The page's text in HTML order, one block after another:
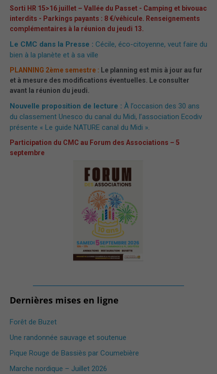
Sorti HR 15>16 juillet – Vallée du Passet - Camping et bivouac
interdits - Parkings payants : 8 €/véhicule. Renseignements
complémentaires à la réunion du jeudi 13.
Le CMC dans la Presse : Cécile, éco-citoyenne, veut faire du
bien à la planète et à sa ville
PLANNING 2ème semestre : Le planning est mis à jour au fur
et à mesure des modifications éventuelles. Le consulter
avant la réunion du jeudi.
Nouvelle proposition de lecture : À l’occasion des 30 ans
du classement Unesco du canal du Midi, l’association Ecodiv
présente « Le guide NATURE canal du Midi ».
Participation du CMC au Forum des Associations – 5
septembre
Dernières mises en ligne
Forêt de Buzet
Une randonnée sauvage et soutenue
Pique Rouge de Bassiès par Coumebière
Marche nordique – Juillet 2026